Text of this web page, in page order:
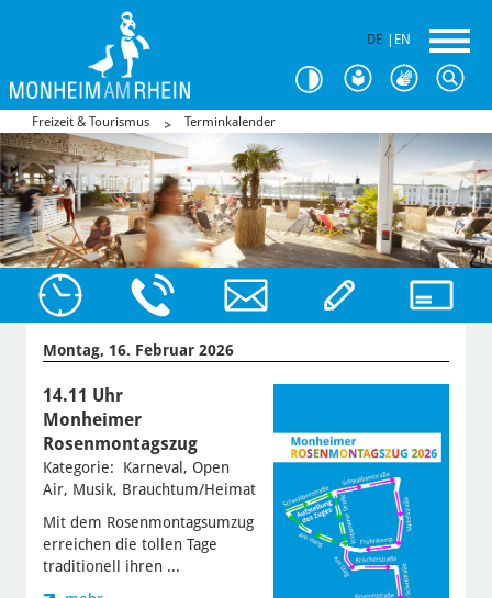
DE EN
Freizeit & Tourismus Terminkalender
Montag, 16. Februar 2026
14.11 Uhr
Monheimer
Rosenmontagszug
Kategorie: Karneval, Open
Air, Musik, Brauchtum/Heimat
Mit dem Rosenmontagsumzug
erreichen die tollen Tage
traditionell ihren ...